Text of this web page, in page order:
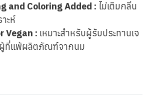
and Coloring Added : ไม่เติมกลิ่น
าะห์
Vegan : เหมาะสำหรับผู้รับประทานเจ
ที่แพ้ผลิตภัณฑ์จากนม